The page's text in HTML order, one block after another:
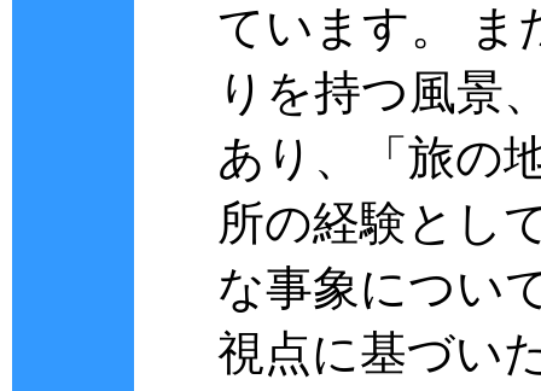
ています。 ま
りを持つ風景
あり、「旅の
所の経験とし
な事象につい
視点に基づい